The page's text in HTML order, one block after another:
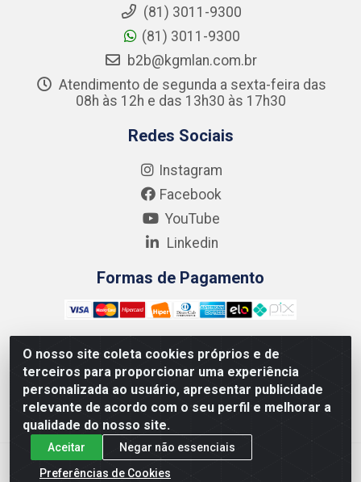
O nosso site coleta cookies próprios e de
terceiros para proporcionar uma experiência
personalizada ao usuário, apresentar publicidade
relevante de acordo com o seu perfil e melhorar a
qualidade do nosso site.
Aceitar
Negar não essenciais
Preferências de Cookies
(81) 3011-9300
(81) 3011-9300
b2b@kgmlan.com.br
Atendimento de segunda a sexta-feira das
08h às 12h e das 13h30 às 17h30
Redes Sociais
Instagram
Facebook
YouTube
Linkedin
Formas de Pagamento
Kgmlan Distribuidora LTDA - CNPJ 18.217.682/0001-54 -
Rua Pedro de Barros Cavalcante, 58 - Bultrins, Olinda/PE
- CEP 53320-110